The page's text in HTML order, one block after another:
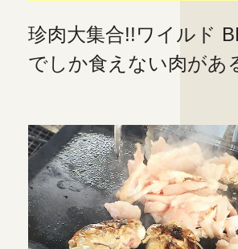
珍肉大集合!!ワイルド
でしか食えない肉があ